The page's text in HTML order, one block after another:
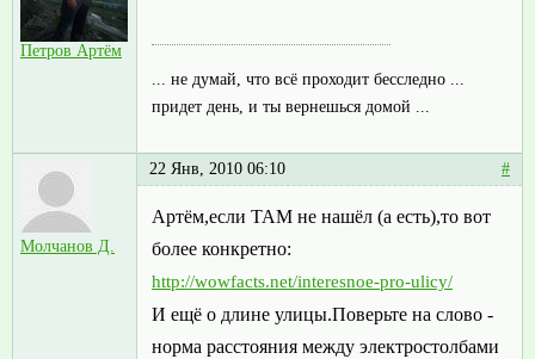
Петров Артём
... не думай, что всё проходит бесследно ...
придет день, и ты вернешься домой ...
Молчанов Д.
22 Янв, 2010 06:10 #
Артём,если ТАМ не нашёл (а есть),то вот
более конкретно:
http://wowfacts.net/interesnoe-pro-ulicy/
И ещё о длине улицы.Поверьте на слово -
норма расстояния между электростолбами